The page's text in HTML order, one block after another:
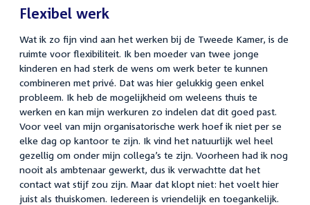
Flexibel werk
Wat ik zo fijn vind aan het werken bij de Tweede Kamer, is de
ruimte voor flexibiliteit. Ik ben moeder van twee jonge
kinderen en had sterk de wens om werk beter te kunnen
combineren met privé. Dat was hier gelukkig geen enkel
probleem. Ik heb de mogelijkheid om weleens thuis te
werken en kan mijn werkuren zo indelen dat dit goed past.
Voor veel van mijn organisatorische werk hoef ik niet per se
elke dag op kantoor te zijn. Ik vind het natuurlijk wel heel
gezellig om onder mijn collega’s te zijn. Voorheen had ik nog
nooit als ambtenaar gewerkt, dus ik verwachtte dat het
contact wat stijf zou zijn. Maar dat klopt niet: het voelt hier
juist als thuiskomen. Iedereen is vriendelijk en toegankelijk.